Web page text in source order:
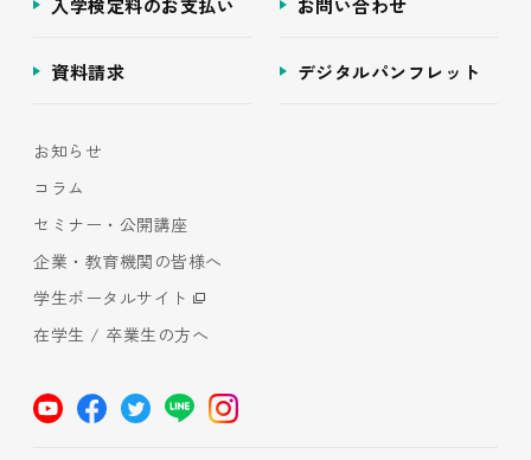
入学検定料のお支払い お問い合わせ
資料請求 デジタルパンフレット
お知らせ
コラム
セミナー・公開講座
企業・教育機関の皆様へ
学生ポータルサイト
在学生 / 卒業生の方へ